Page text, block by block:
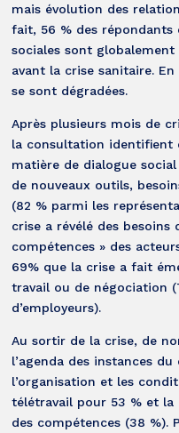
mais évolution des
fait, 56 % des
sociales sont globalement
avant la crise sanitaire.
se sont dégradées.
Après plusieurs mois de
la consultation identifient
matière de dialogue
de nouveaux outils,
(82 % parmi les
crise a révélé des besoins
compétences » des
69% que la crise a fait
travail ou de négociation
d’employeurs).
Au sortir de la crise, de
l’agenda des instances
l’organisation et les
télétravail pour 53 % et la
des compétences (38 %).